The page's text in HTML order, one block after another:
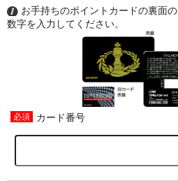
お手持ちのポイントカードの裏面
数字を入力してください。
カード番号